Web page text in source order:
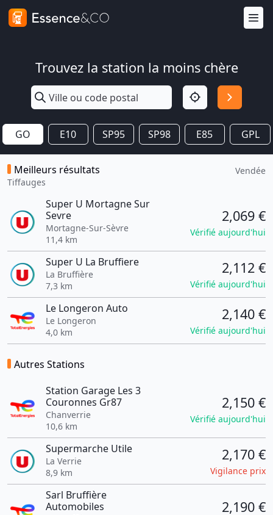
Trouvez la station la moins chère
GO E10 SP95 SP98 E85 GPL
Meilleurs résultats
Tiffauges
Vendée
Super U Mortagne Sur
Sevre
Mortagne-Sur-Sèvre
11,4 km
2,069 €
Vérifié aujourd'hui
Super U La Bruffiere
La Bruffière
7,3 km
2,112 €
Vérifié aujourd'hui
Le Longeron Auto
Le Longeron
4,0 km
2,140 €
Vérifié aujourd'hui
Autres Stations
Station Garage Les 3
Couronnes Gr87
Chanverrie
10,6 km
2,150 €
Vérifié aujourd'hui
Supermarche Utile
La Verrie
8,9 km
2,170 €
Vigilance prix
Sarl Bruffière
Automobiles
2,190 €